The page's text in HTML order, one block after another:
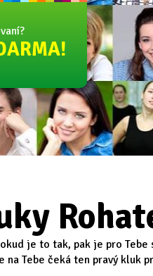
je to tak, pak je pro
na Tebe čeká ten pravý kluk